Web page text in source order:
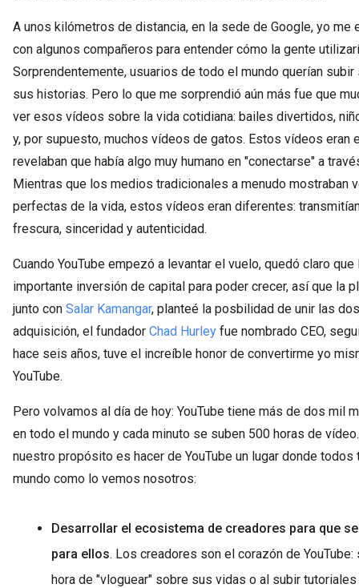
A unos kilómetros de distancia, en la sede de Google, yo me
con algunos compañeros para entender cómo la gente
Sorprendentemente, usuarios de todo el mundo querían
sus historias. Pero lo que me sorprendió aún más fue que
ver esos vídeos sobre la vida cotidiana: bailes divertidos,
y, por supuesto, muchos vídeos de gatos. Estos vídeos eran
revelaban que había algo muy humano en "conectarse" a
Mientras que los medios tradicionales a menudo mostraban
perfectas de la vida, estos vídeos eran diferentes:
frescura, sinceridad y autenticidad.
Cuando YouTube empezó a levantar el vuelo, quedó claro
importante inversión de capital para poder crecer, así que la
junto con Salar Kamangar, planteé la posbilidad de unir las
adquisición, el fundador Chad Hurley fue nombrado CEO,
hace seis años, tuve el increíble honor de convertirme yo
YouTube.
Pero volvamos al día de hoy: YouTube tiene más de dos mil
en todo el mundo y cada minuto se suben 500 horas de
nuestro propósito es hacer de YouTube un lugar donde
mundo como lo vemos nosotros:
Desarrollar el ecosistema de creadores para que
para ellos. Los creadores son el corazón de
hora de "vloguear" sobre sus vidas o al subir